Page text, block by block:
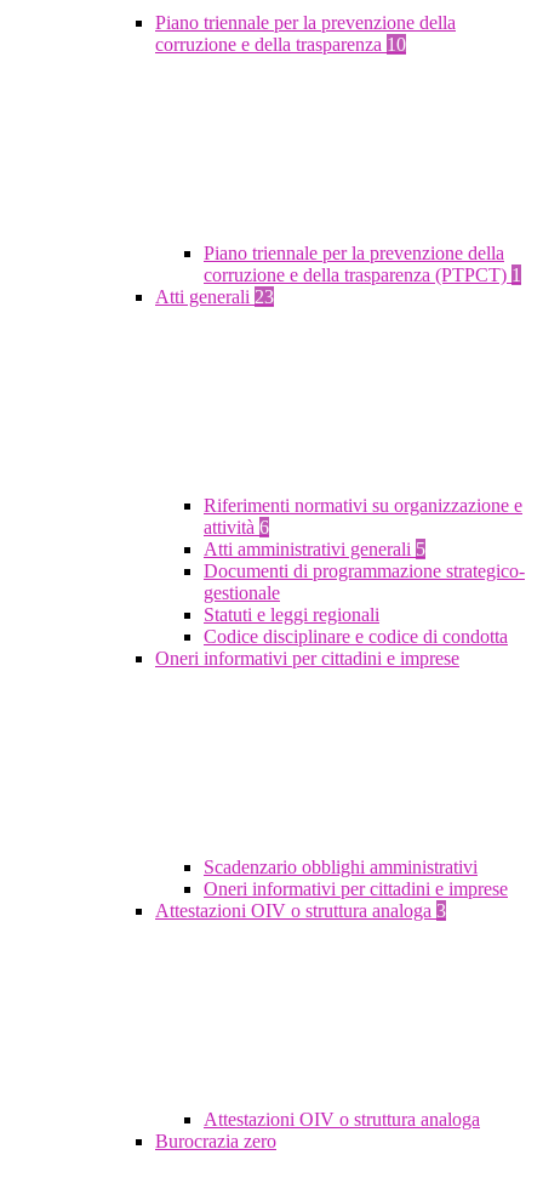
Piano triennale per la prevenzione della
corruzione e della trasparenza 10
Piano triennale per la prevenzione della
corruzione e della trasparenza (PTPCT) 1
Atti generali 23
Riferimenti normativi su organizzazione e
attività 6
Atti amministrativi generali 5
Documenti di programmazione strategico-
gestionale
Statuti e leggi regionali
Codice disciplinare e codice di condotta
Oneri informativi per cittadini e imprese
Scadenzario obblighi amministrativi
Oneri informativi per cittadini e imprese
Attestazioni OIV o struttura analoga 3
Attestazioni OIV o struttura analoga
Burocrazia zero